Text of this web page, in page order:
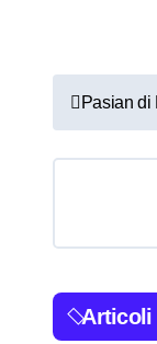
N
a
a
Pasian di
Articoli